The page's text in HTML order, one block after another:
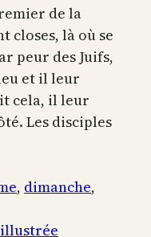
de la
closes, là où se
peur des Juifs,
et il leur
cela, il leur
Les disciples
, dimanche